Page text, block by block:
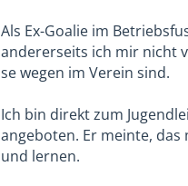
Als Ex-Goalie im
andererseits ich mir nicht
se wegen im Verein sind.
Ich bin direkt zum
angeboten. Er meinte,
und lernen.